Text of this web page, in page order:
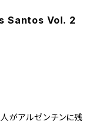
Santos Vol. 2
がアルゼンチンに残